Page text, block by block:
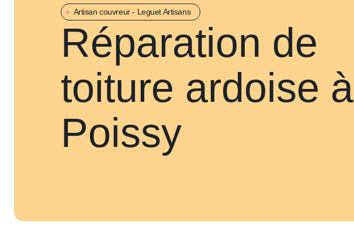
Artisan couvreur - Leguet Artisans
Réparation de
toiture ardoise à
Poissy